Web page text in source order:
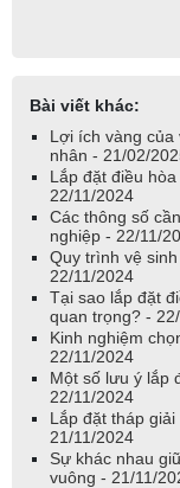
Bài viết khác:
Lợi ích vàng của
nhân - 21/02/
Lắp đặt điều
22/11/2024
Các thông số
nghiệp - 22/11/
Quy trình vệ
22/11/2024
Tại sao lắp đặt
quan trọng? -
Kinh nghiệm
22/11/2024
Một số lưu ý lắp
22/11/2024
Lắp đặt tháp
21/11/2024
Sự khác nhau
vuông - 21/11/